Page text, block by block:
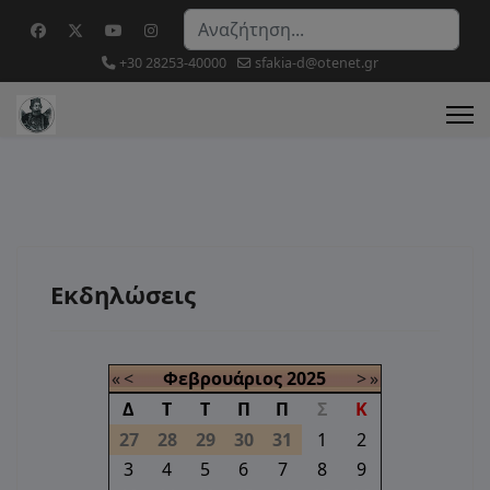
Αναζήτηση...
+30 28253-40000 sfakia-d@otenet.gr
Εκδηλώσεις
«< Φεβρουάριος2025 > »
Δ
Τ Τ Π Π Σ
Κ
27
28 29 30 31 1
2
3
4 5 6 7 8
9